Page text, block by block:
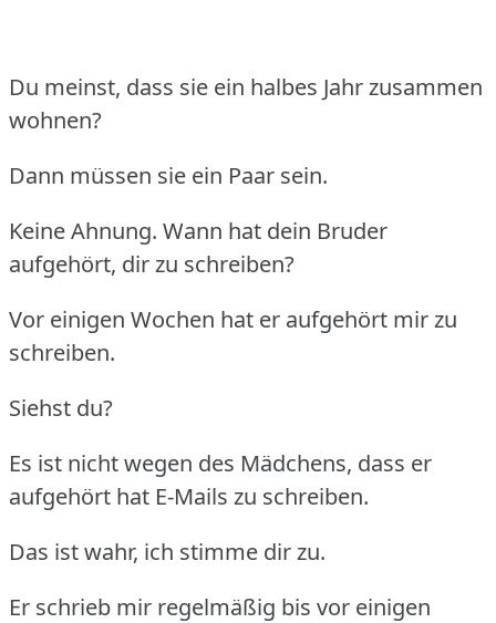
Du meinst, dass sie ein halbes Jahr zusammen
wohnen?
Dann müssen sie ein Paar sein.
Keine Ahnung. Wann hat dein Bruder
aufgehört, dir zu schreiben?
Vor einigen Wochen hat er aufgehört mir zu
schreiben.
Siehst du?
Es ist nicht wegen des Mädchens, dass er
aufgehört hat E-Mails zu schreiben.
Das ist wahr, ich stimme dir zu.
Er schrieb mir regelmäßig bis vor einigen